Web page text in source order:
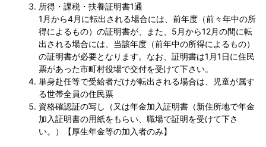
所得・課税・扶養証明書1通
1月から4月に転出される場合には、前年度（前々年中の所
得によるもの）の証明書が、また、5月から12月の間に転
出される場合には、当該年度（前年中の所得によるもの）
の証明書が必要となります。なお、証明書は1月1日に住民
票があった市町村役場で交付を受けて下さい。
単身赴任等で受給者だけが転出される場合は、児童が属す
る世帯全員の住民票
資格確認証の写し（又は年金加入証明書（新住所地で年金
加入証明書の用紙をもらい、職場で証明を受けて下さ
い。）【厚生年金等の加入者のみ】